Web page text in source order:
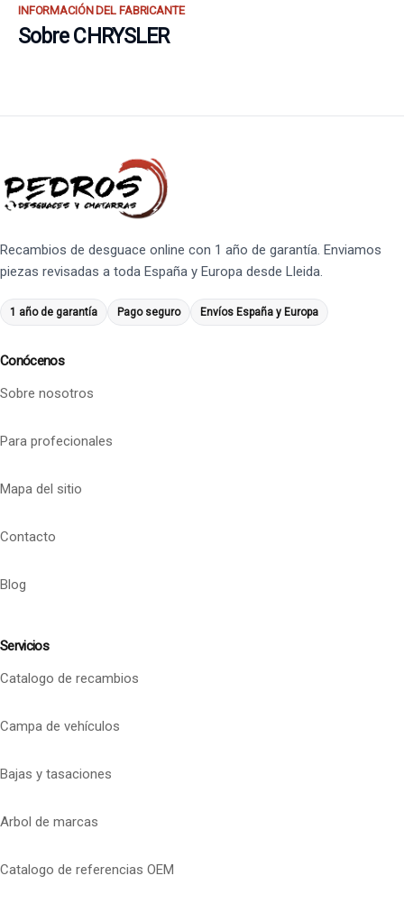
INFORMACIÓN DEL FABRICANTE
Sobre CHRYSLER
Recambios de desguace online con 1 año de garantía. Enviamos
piezas revisadas a toda España y Europa desde Lleida.
1 año de garantía Pago seguro Envíos España y Europa
Conócenos
Sobre nosotros
Para profecionales
Mapa del sitio
Contacto
Blog
Servicios
Catalogo de recambios
Campa de vehículos
Bajas y tasaciones
Arbol de marcas
Catalogo de referencias OEM